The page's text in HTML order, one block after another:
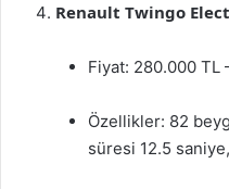
Renault Twingo
Fiyat: 280.000 TL
Özellikler: 82
süresi 12.5